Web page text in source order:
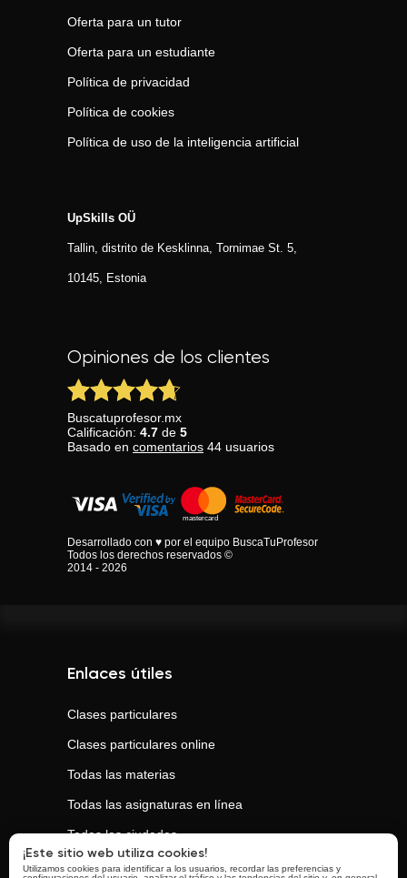
Oferta para un tutor
Oferta para un estudiante
Política de privacidad
Política de cookies
Política de uso de la inteligencia artificial
UpSkills OÜ
Tallin, distrito de Kesklinna, Tornimаe St. 5,
10145, Estonia
Opiniones de los clientes
Buscatuprofesor.mx
Calificación: 4.7 de 5
Basado en comentarios 44 usuarios
Desarrollado con ♥ por el equipo BuscaTuProfesor
Todos los derechos reservados ©
2014 - 2026
Enlaces útiles
Clases particulares
Clases particulares online
Todas las materias
Todas las asignaturas en línea
Todas las ciudades
¡Este sitio web utiliza cookies!
Utilizamos cookies para identificar a los usuarios, recordar las preferencias y